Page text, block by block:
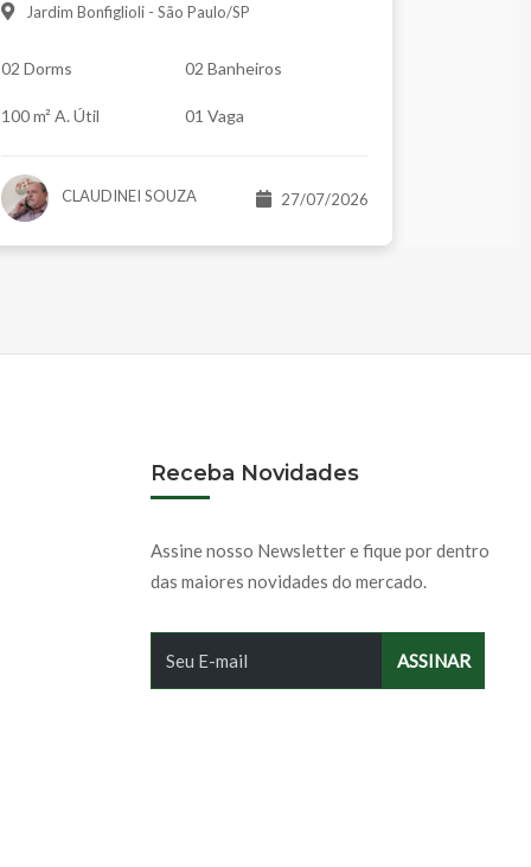
Jardim Bonfiglioli - São Paulo/SP
02 Dorms 02 Banheiros
100 m² A. Útil 01 Vaga
CLAUDINEI SOUZA 27/07/2026
Receba Novidades
Assine nosso Newsletter e fique por dentro
das maiores novidades do mercado.